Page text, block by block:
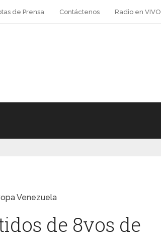
de Prensa Contáctenos Radio en VIVO
Venezuela
de 8vos de